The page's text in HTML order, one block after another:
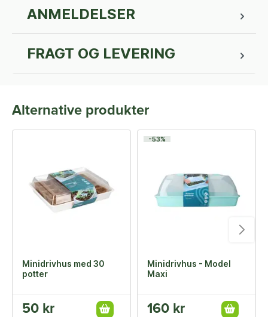
ANMELDELSER
FRAGT OG LEVERING
Alternative produkter
Minidrivhus med 30
potter
50 kr
-53%
Minidrivhus - Model
Maxi
160 kr